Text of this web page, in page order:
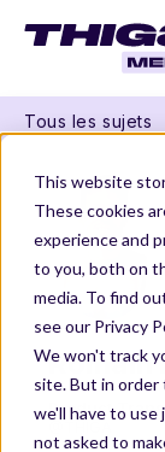
This website
These cookies
experience and
to you, both on
media. To find
see our Privacy
We won't track
site. But in
we'll have to
not asked to
Tous les sujets
Product